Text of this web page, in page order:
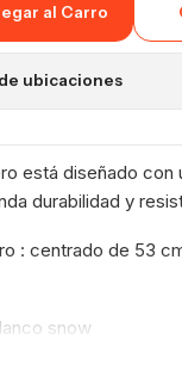
al Carro
ubicaciones
está diseñado con
durabilidad y
: centrado de 53
snow